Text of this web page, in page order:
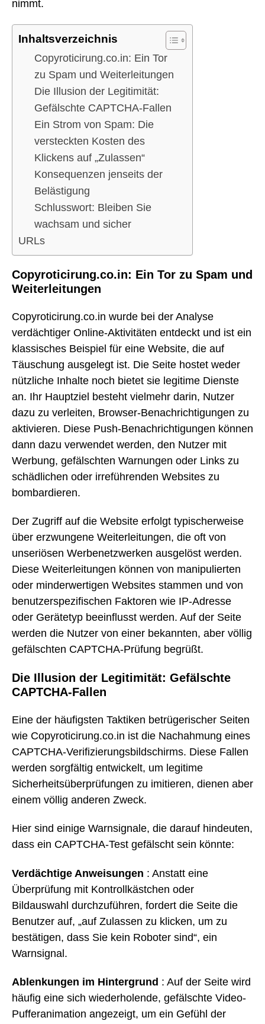
nimmt.
Inhaltsverzeichnis
Copyroticirung.co.in: Ein Tor
zu Spam und Weiterleitungen
Die Illusion der Legitimität:
Gefälschte CAPTCHA-Fallen
Ein Strom von Spam: Die
versteckten Kosten des
Klickens auf „Zulassen“
Konsequenzen jenseits der
Belästigung
Schlusswort: Bleiben Sie
wachsam und sicher
URLs
Copyroticirung.co.in: Ein Tor zu Spam und
Weiterleitungen
Copyroticirung.co.in wurde bei der Analyse
verdächtiger Online-Aktivitäten entdeckt und ist ein
klassisches Beispiel für eine Website, die auf
Täuschung ausgelegt ist. Die Seite hostet weder
nützliche Inhalte noch bietet sie legitime Dienste
an. Ihr Hauptziel besteht vielmehr darin, Nutzer
dazu zu verleiten, Browser-Benachrichtigungen zu
aktivieren. Diese Push-Benachrichtigungen können
dann dazu verwendet werden, den Nutzer mit
Werbung, gefälschten Warnungen oder Links zu
schädlichen oder irreführenden Websites zu
bombardieren.
Der Zugriff auf die Website erfolgt typischerweise
über erzwungene Weiterleitungen, die oft von
unseriösen Werbenetzwerken ausgelöst werden.
Diese Weiterleitungen können von manipulierten
oder minderwertigen Websites stammen und von
benutzerspezifischen Faktoren wie IP-Adresse
oder Gerätetyp beeinflusst werden. Auf der Seite
werden die Nutzer von einer bekannten, aber völlig
gefälschten CAPTCHA-Prüfung begrüßt.
Die Illusion der Legitimität: Gefälschte
CAPTCHA-Fallen
Eine der häufigsten Taktiken betrügerischer Seiten
wie Copyroticirung.co.in ist die Nachahmung eines
CAPTCHA-Verifizierungsbildschirms. Diese Fallen
werden sorgfältig entwickelt, um legitime
Sicherheitsüberprüfungen zu imitieren, dienen aber
einem völlig anderen Zweck.
Hier sind einige Warnsignale, die darauf hindeuten,
dass ein CAPTCHA-Test gefälscht sein könnte:
Verdächtige Anweisungen : Anstatt eine
Überprüfung mit Kontrollkästchen oder
Bildauswahl durchzuführen, fordert die Seite die
Benutzer auf, „auf Zulassen zu klicken, um zu
bestätigen, dass Sie kein Roboter sind“, ein
Warnsignal.
Ablenkungen im Hintergrund : Auf der Seite wird
häufig eine sich wiederholende, gefälschte Video-
Pufferanimation angezeigt, um ein Gefühl der